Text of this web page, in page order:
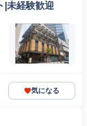
|未経験歓迎
気になる